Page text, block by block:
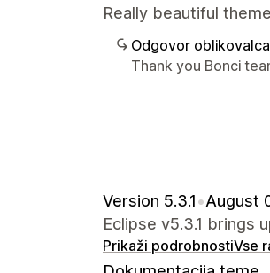
Really beautiful
Odgovor oblikovalca
Thank you Bonci
Version 5.3.1•August
Eclipse v5.3.1 brings
Prikaži podrobnostiVse